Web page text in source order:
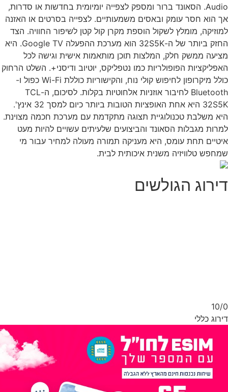
Audio. הסאונד ברור ומספק לצפייה יומיומית בחדשות או סדרות,
הוא חסר עומק ובאסים משמעותיים. לצפייה בסרטים או האזנה
מומלץ לשקול הוספת מקרן קול קטן לשיפור החוויה. הצד
החזק ביותר של ה-32S5K הוא מערכת ההפעלה Google TV. היא
ממשק חלק, המלצות תוכן מותאמות אישית וגישה לכל
הפופולריות כמו נטפליקס, יוטיוב ודיסני+. השלט הרחוק
כולל מיקרופון לחיפוש קולי נוח, והקישוריות כוללת Wi-Fi כפול ו-
Bluetooth לחיבור אוזניות אלחוטיות בקלות. לסיכום, ה-TCL
32S5K היא אחת האופציות הטובות ביותר כיום למסך 32 אינץ'.
משלבת טכנולוגיית תצוגה מתקדמת עם מערכת חכמה מצוינת.
מגבלות הסאונד והביצועים שלעיתים עשויים להיות מעט
תחת עומס, היא מעניקה תמורה מעולה למחיר עבור מי
טלוויזיה משנית איכותית לבית.
הגולשים
10/
כללי